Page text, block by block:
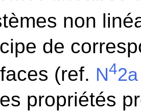
non
de
(ref. N42a
propriétés